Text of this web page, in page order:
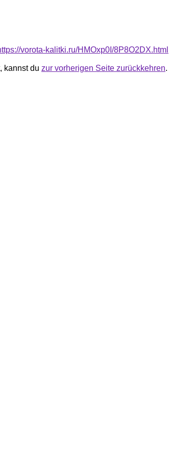
vorota-kalitki.ru/HMOxp0I/8P8O2DX.html
kannst du zur vorherigen Seite zurückkehren.